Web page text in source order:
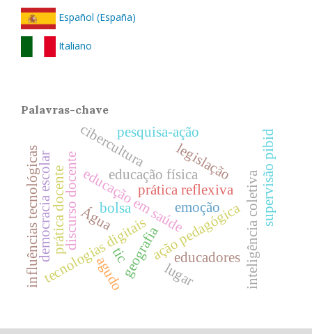
Español (España)
Italiano
Palavras-chave
educação em saúde
tecnologias digitais
prática reflexiva
discurso docente
prática docente inteligência coletiva
tic
influências tecnológicas supervisão pibid
educação física
cibercultura
ação pedagógica
geografia
pesquisa-ação
legislação
educadores
democracia escolar emoção
bolsa
Água
lugar
agudo